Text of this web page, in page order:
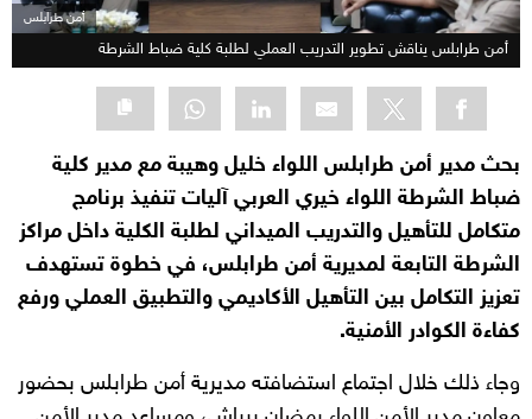
أمن طرابلس
أمن طرابلس يناقش تطوير التدريب العملي لطلبة كلية ضباط الشرطة
بحث مدير أمن طرابلس اللواء خليل وهيبة مع مدير كلية
ضباط الشرطة اللواء خيري العربي آليات تنفيذ برنامج
متكامل للتأهيل والتدريب الميداني لطلبة الكلية داخل مراكز
الشرطة التابعة لمديرية أمن طرابلس، في خطوة تستهدف
تعزيز التكامل بين التأهيل الأكاديمي والتطبيق العملي ورفع
كفاءة الكوادر الأمنية.
وجاء ذلك خلال اجتماع استضافته مديرية أمن طرابلس بحضور